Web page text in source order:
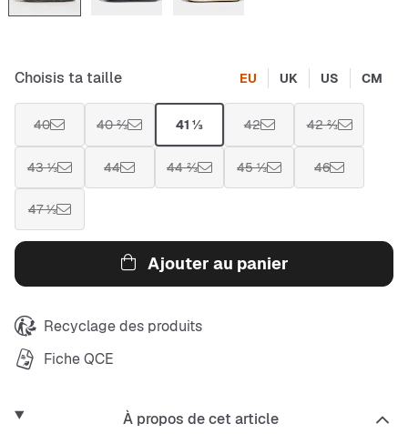
Choisis ta taille EU UK US CM
40 40 ⅔ 41 ⅓ 42 42 ⅔
43 ⅓ 44 44 ⅔ 45 ⅓ 46
47 ⅓
Ajouter au panier
Recyclage des produits
Fiche QCE
À propos de cet article